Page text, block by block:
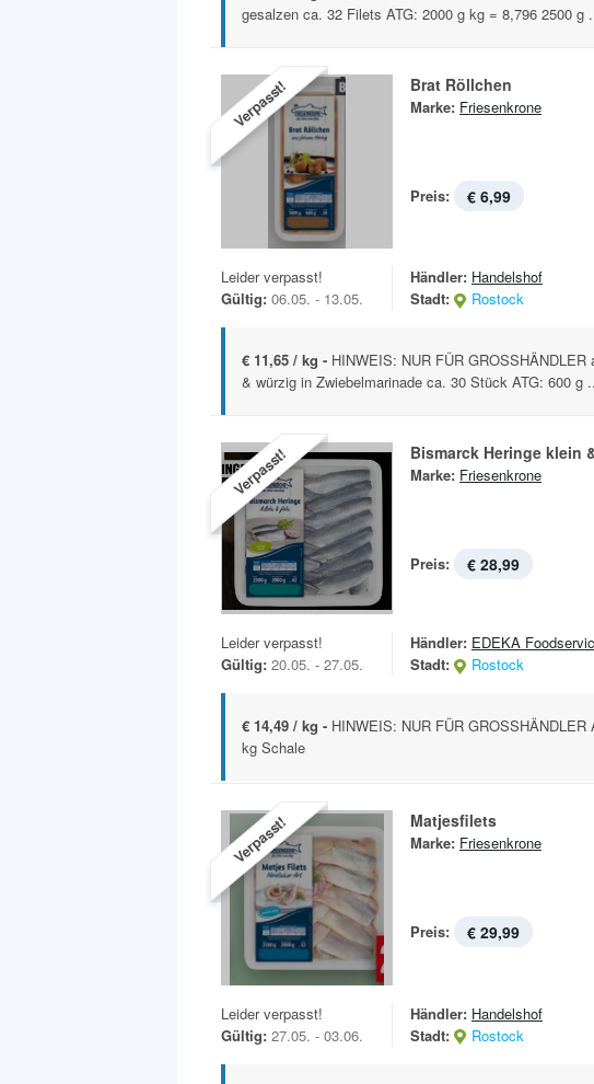
gesalzen ca. 32 Filets ATG: 2000 g kg = 8,796 2500 g
Verpasst! Brat Röllchen
Marke: Friesenkrone
Preis: € 6,99
Leider verpasst!
Gültig: 06.05. - 13.05.
Händler: Handelshof
Stadt:
Rostock
€ 11,65 / kg - HINWEIS: NUR FÜR GROSSHÄNDLER
& würzig in Zwiebelmarinade ca. 30 Stück ATG: 600 g
Verpasst! Bismarck Heringe klein
Marke: Friesenkrone
Preis: € 28,99
Leider verpasst!
Gültig: 20.05. - 27.05.
Händler: EDEKA
Stadt:
Rostock
€ 14,49 / kg - HINWEIS: NUR FÜR GROSSHÄNDLER
kg Schale
Verpasst! Matjesfilets
Marke: Friesenkrone
Preis: € 29,99
Leider verpasst!
Gültig: 27.05. - 03.06.
Händler: Handelshof
Stadt:
Rostock